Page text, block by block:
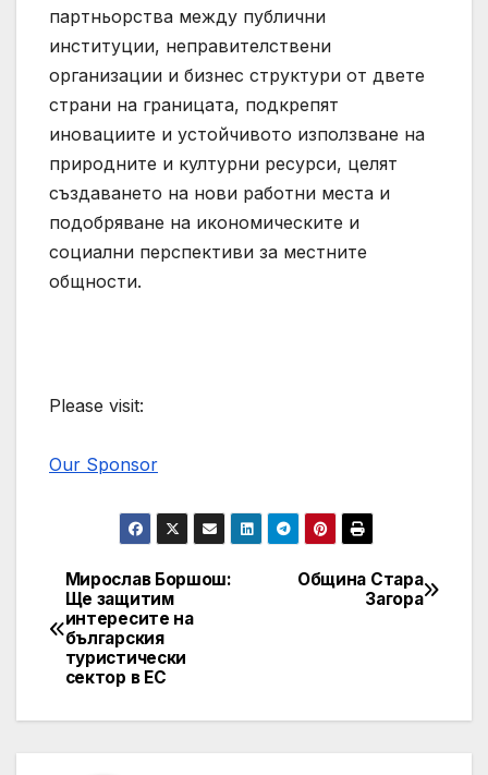
партньорства между публични
институции, неправителствени
организации и бизнес структури от двете
страни на границата, подкрепят
иновациите и устойчивото използване на
природните и културни ресурси, целят
създаването на нови работни места и
подобряване на икономическите и
социални перспективи за местните
общности.
Please visit:
Our Sponsor
Post
navigation
Община Стара
Загора
Мирослав Боршош:
Ще защитим
интересите на
българския
туристически
сектор в ЕС